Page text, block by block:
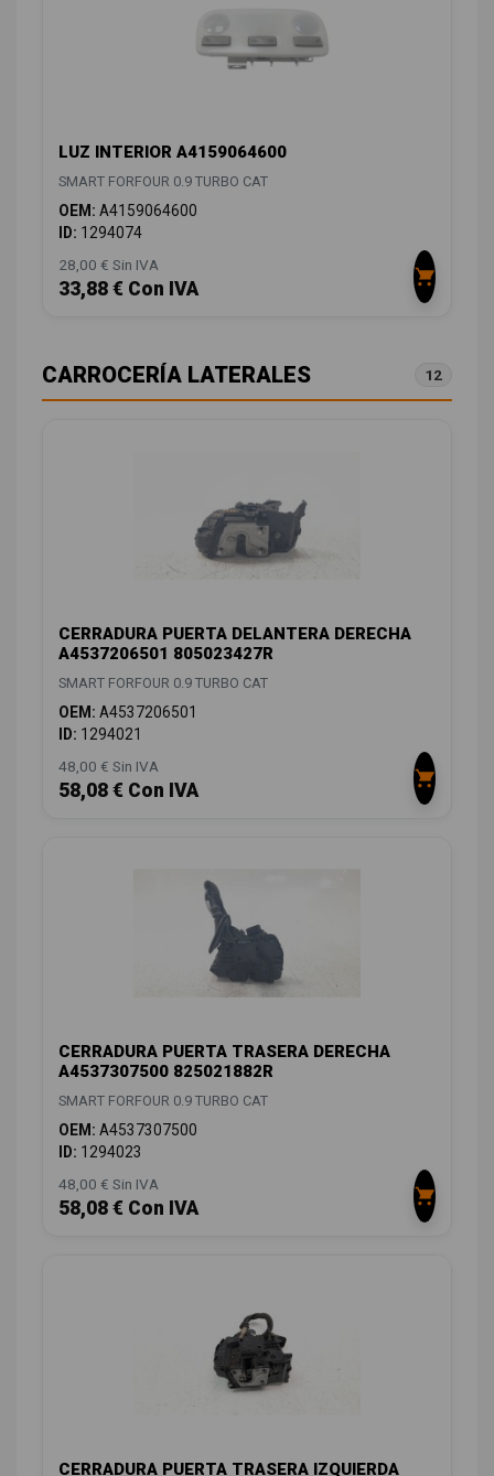
LUZ INTERIOR A4159064600
SMART FORFOUR 0.9 TURBO CAT
OEM: A4159064600
ID: 1294074
28,00 € Sin IVA
33,88 € Con IVA
CARROCERÍA LATERALES 12
CERRADURA PUERTA DELANTERA DERECHA
A4537206501 805023427R
SMART FORFOUR 0.9 TURBO CAT
OEM: A4537206501
ID: 1294021
48,00 € Sin IVA
58,08 € Con IVA
CERRADURA PUERTA TRASERA DERECHA
A4537307500 825021882R
SMART FORFOUR 0.9 TURBO CAT
OEM: A4537307500
ID: 1294023
48,00 € Sin IVA
58,08 € Con IVA
CERRADURA PUERTA TRASERA IZQUIERDA